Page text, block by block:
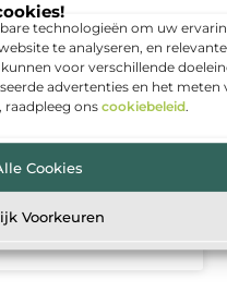
technologieën om uw
te analyseren, en relevante
voor verschillende
advertenties en het meten
ons cookiebeleid.
Cookies
Voorkeuren
geeft
is voor verdriet,